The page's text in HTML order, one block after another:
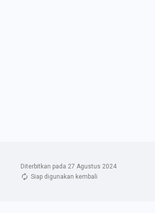
Diterbitkan pada 27 Agustus 2024
Siap digunakan kembali